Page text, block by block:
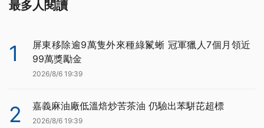
最多人閱讀
1
屏東移除逾9萬隻外來種綠鬣蜥 冠軍獵人7個月領近
99萬獎勵金
2026/8/6 19:39
2 嘉義麻油廠低溫焙炒苦茶油 仍驗出苯駢芘超標
2026/8/6 19:39